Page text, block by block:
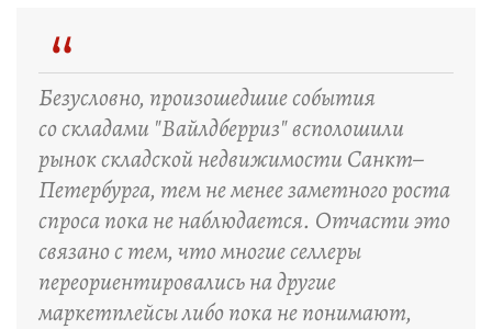
“
Безусловно, произошедшие события
со складами "Вайлдберриз" всполошили
рынок складской недвижимости Санкт–
Петербурга, тем не менее заметного роста
спроса пока не наблюдается. Отчасти это
связано с тем, что многие селлеры
переориентировались на другие
маркетплейсы либо пока не понимают,